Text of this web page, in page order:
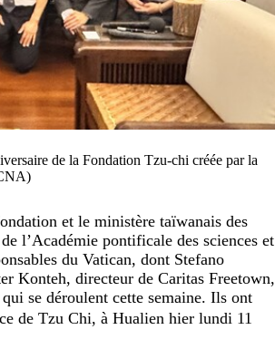
de la Fondation Tzu-chi créée par la
et le ministère taïwanais des
l’Académie pontificale des sciences et
du Vatican, dont Stefano
Konteh, directeur de Caritas Freetown,
se déroulent cette semaine. Ils ont
de Tzu Chi, à Hualien hier lundi 11